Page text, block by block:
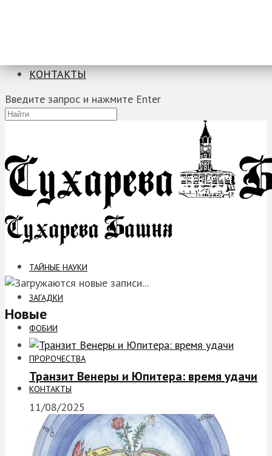
КОНТАКТЫ
Введите запрос и нажмите Enter
ТАЙНЫЕ НАУКИ
ЗАГАДКИ
ФОБИИ
ПРОРОЧЕСТВА
КОНТАКТЫ
Новые
Транзит Венеры и Юпитера: время удачи
11/08/2025